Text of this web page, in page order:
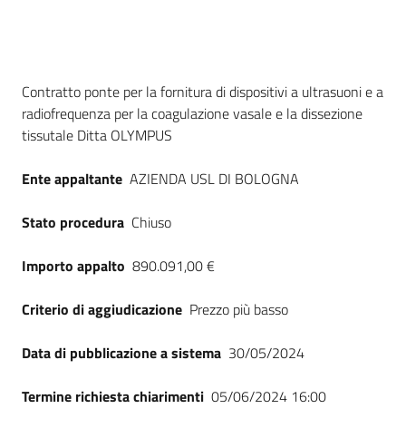
su
Dati del bando
Contratto ponte per la fornitura di dispositivi a ultrasuoni e a
radiofrequenza per la coagulazione vasale e la dissezione
tissutale Ditta OLYMPUS
Ente appaltante AZIENDA USL DI BOLOGNA
Stato procedura Chiuso
Importo appalto 890.091,00 €
Criterio di aggiudicazione Prezzo più basso
Data di pubblicazione a sistema 30/05/2024
Termine richiesta chiarimenti 05/06/2024 16:00